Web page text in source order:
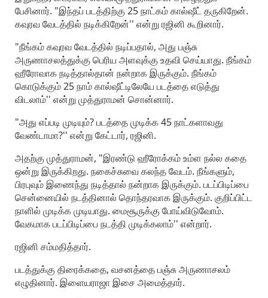
பேசினார். "இந்தப் படத்திற்கு 25 நாட்கம் கால்ஷீட் தருகிறேன்.
கவுரவ வேடத்தில் நடிக்கிறேன்'' என்று ரஜினி கூறினார்.
"நீங்கம் கவுரவ வேடத்தில் நடிப்பதால், அது பஞ்சு
அருணாசலத்துக்கு பெரிய அளவுக்கு உதவி செய்யாது. நீங்கம்
ஹீரோவாக நடித்தால்தான் நன்றாக இருக்கும். நீங்கம்
கொடுக்கும் 25 நாம் கால்ஷீட்டிலேயே படத்தை எடுத்து
விடலாம்'' என்று முத்துராமன் சொன்னார்.
"அது எப்படி முடியும்? படத்தை முடிக்க 45 நாட்களாவது
வேண்டாமா?'' என்று கேட்டார், ரஜினி.
அதற்கு முத்துராமன், "இரண்டு ஹீரோக்கம் உம்ள நல்ல கதை
ஒன்று இருக்கிறது. நகைச்சுவை கலந்த வேடம். நீங்களும்,
பிரபுவும் இணைந்து நடித்தால் நன்றாக இருக்கும். படப்பிடிப்பை
சென்னையில் நடத்தினால் தொந்தரவாக இருக்கும். குறிப்பிட்ட
நாளில் முடிக்க முடியாது. மைசூருக்கு போய்விடுவோம்.
வேகமாக படப்பிடிப்பை நடத்தி முடிக்கலாம்'' என்றார்.
ரஜினி சம்மதித்தார்.
படத்துக்கு திரைக்கதை, வசனத்தை பஞ்சு அருணாசலம்
எழுதினார். இளையராஜா இசை அமைத்தார்.